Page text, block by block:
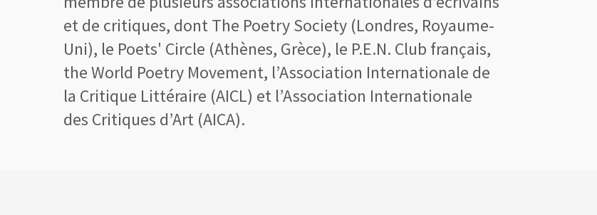
et de critiques, dont The Poetry Society (Londres, Royaume-
Uni), le Poets' Circle (Athènes, Grèce), le P.E.N. Club français,
the World Poetry Movement, l’Association Internationale de
la Critique Littéraire (AICL) et l’Association Internationale
des Critiques d’Art (AICA).